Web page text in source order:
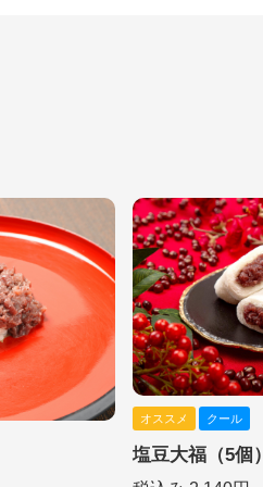
オススメ クール
塩豆大福（5個）